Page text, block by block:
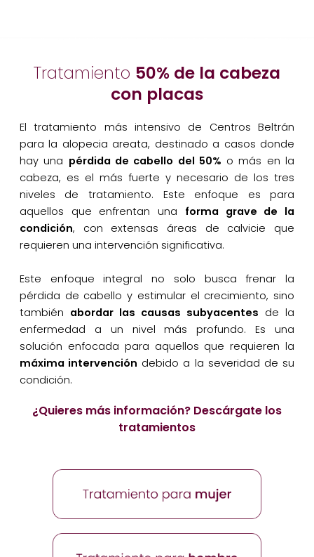
Tratamiento 50% de la cabeza
con placas
El tratamiento más intensivo de Centros Beltrán
para la alopecia areata, destinado a casos donde
hay una pérdida de cabello del 50% o más en la
cabeza, es el más fuerte y necesario de los tres
niveles de tratamiento. Este enfoque es para
aquellos que enfrentan una forma grave de la
condición, con extensas áreas de calvicie que
requieren una intervención significativa.
Este enfoque integral no solo busca frenar la
pérdida de cabello y estimular el crecimiento, sino
también abordar las causas subyacentes de la
enfermedad a un nivel más profundo. Es una
solución enfocada para aquellos que requieren la
máxima intervención debido a la severidad de su
condición.
¿Quieres más información? Descárgate los
tratamientos